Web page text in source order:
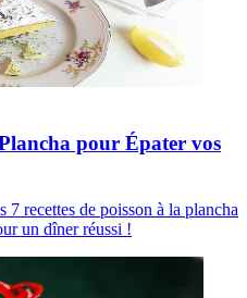
pour Épater vos
7 recettes de poisson à la plancha
un dîner réussi !